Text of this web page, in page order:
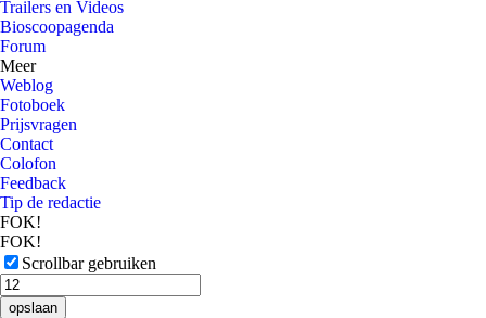
Trailers en Videos
Bioscoopagenda
Forum
Meer
Weblog
Fotoboek
Prijsvragen
Contact
Colofon
Feedback
Tip de redactie
FOK!
FOK!
Scrollbar gebruiken
opslaan